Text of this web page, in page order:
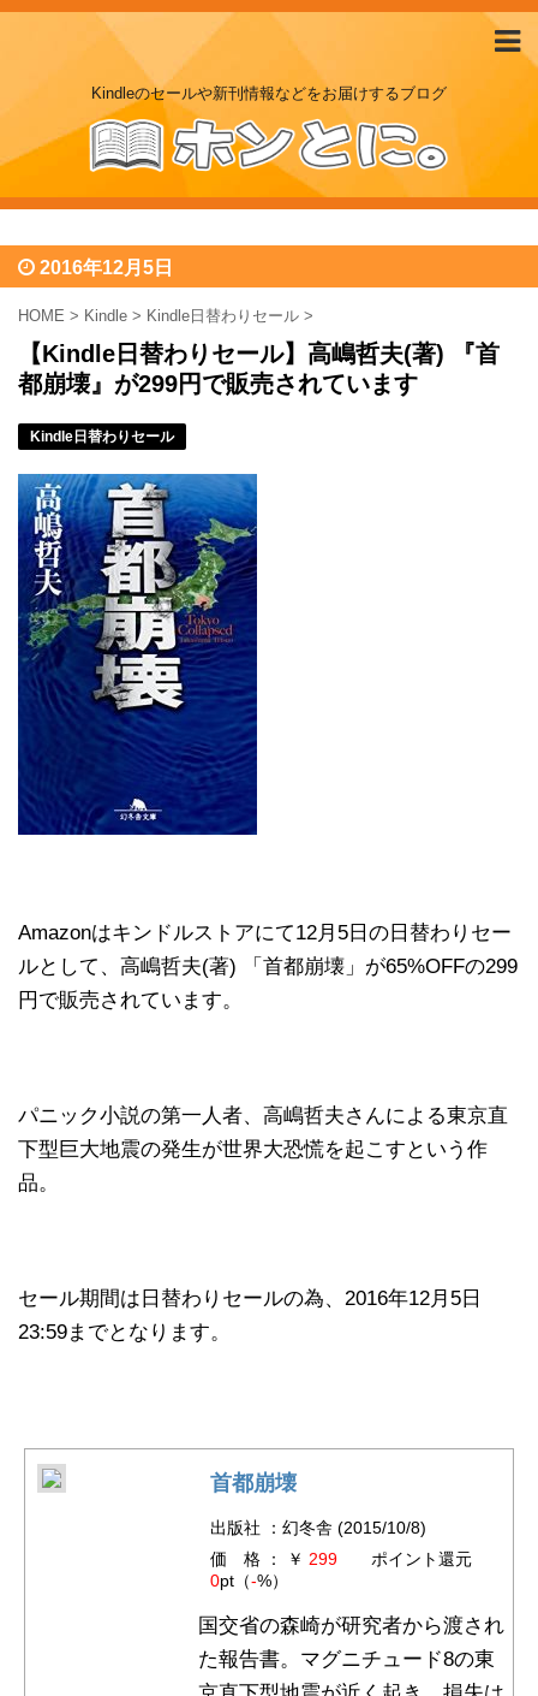
Kindleのセールや新刊情報などをお届けするブログ
2016年12月5日
HOME > Kindle > Kindle日替わりセール >
【Kindle日替わりセール】高嶋哲夫(著) 『首
都崩壊』が299円で販売されています
Kindle日替わりセール
Amazonはキンドルストアにて12月5日の日替わりセー
ルとして、高嶋哲夫(著) 「首都崩壊」が65%OFFの299
円で販売されています。
パニック小説の第一人者、高嶋哲夫さんによる東京直
下型巨大地震の発生が世界大恐慌を起こすという作
品。
セール期間は日替わりセールの為、2016年12月5日
23:59までとなります。
首都崩壊
出版社 ：幻冬舎 (2015/10/8)
価 格 ： ￥ 299ポイント還元
0pt（-%）
国交省の森崎が研究者から渡され
た報告書。マグニチュード8の東